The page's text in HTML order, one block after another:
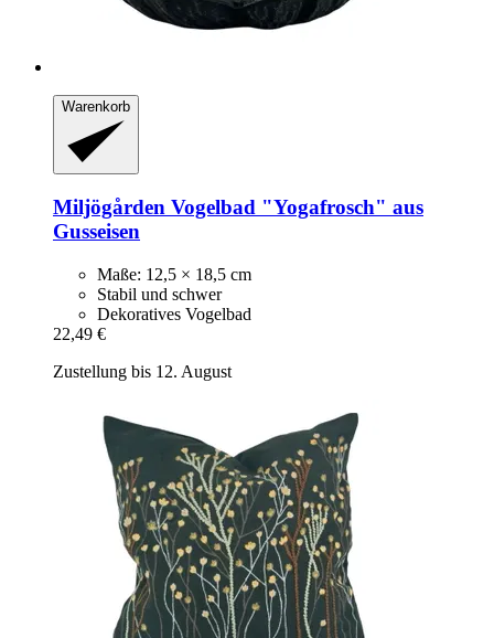
Warenkorb
Miljögården Vogelbad "Yogafrosch" aus
Gusseisen
Maße: 12,5 × 18,5 cm
Stabil und schwer
Dekoratives Vogelbad
22,49 €
Zustellung bis 12. August